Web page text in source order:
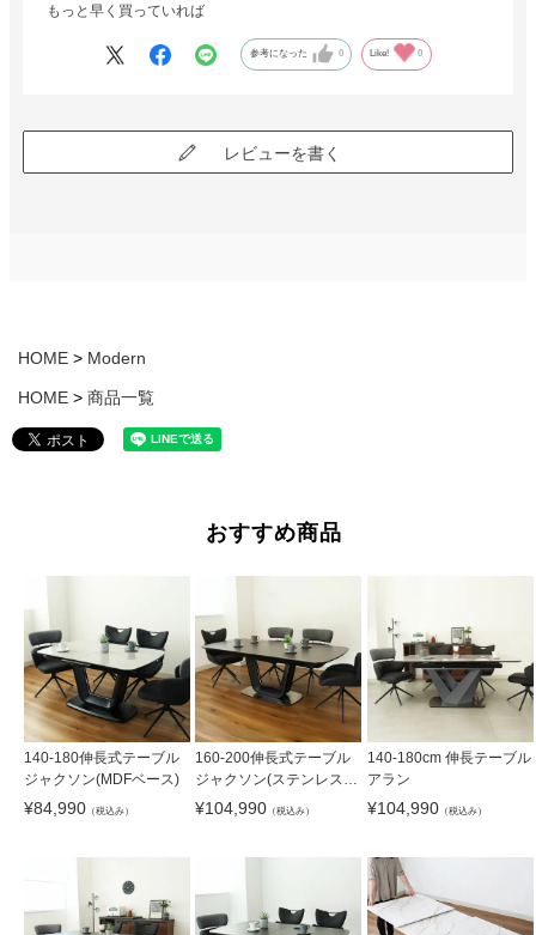
もっと早く買っていれば
参考になった 0 Like! 0
レビューを書く
HOME Modern
HOME 商品一覧
おすすめ商品
140-180伸長式テーブル
ジャクソン(MDFベース)
¥84,990 （税込み）
160-200伸長式テーブル
ジャクソン(ステンレスベ
ース)
¥104,990 （税込み）
140-180cm 伸長テーブル
アラン
¥104,990（税込み）